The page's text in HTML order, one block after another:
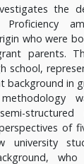
τα οποία
των
που
στο οποίο η
κυριαρχεί σε
και
και των
ίδια, αλλά και
ώστε να
έρευνας
the
Proficiency
who were
parents.
school,
background in
of
university